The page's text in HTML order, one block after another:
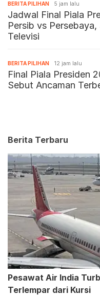
BERITA PILIHAN 5 jam lalu
Jadwal Final Piala
Persib vs
Televisi
BERITA PILIHAN 12 jam lalu
Final Piala Presiden
Sebut Ancaman
Berita Terbaru
Pesawat Air India
Terlempar dari Kursi